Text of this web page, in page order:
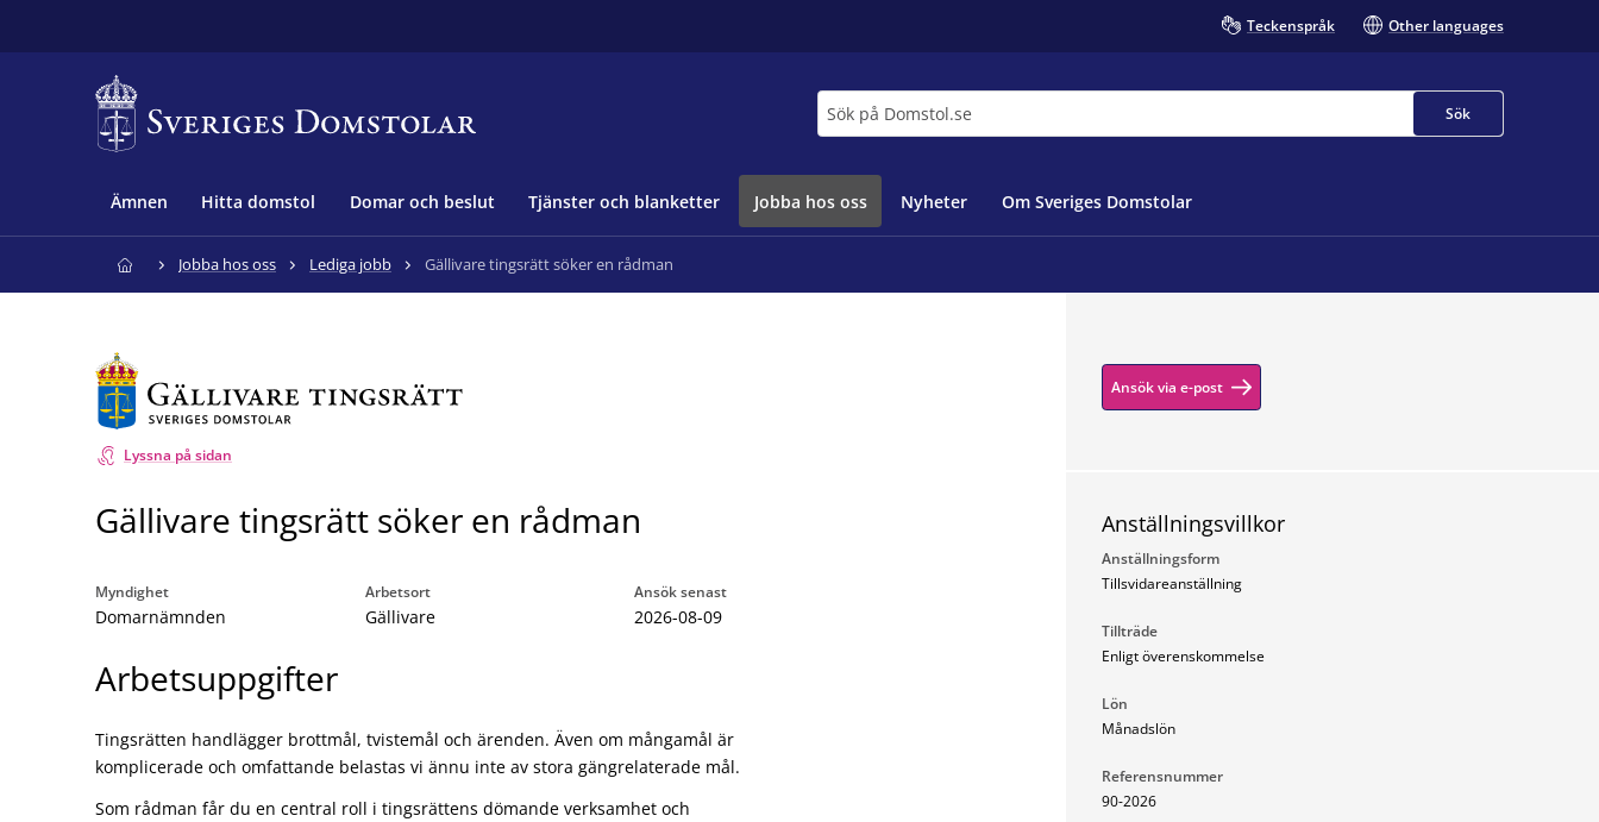
Teckenspråk Other languages
Sök
Ämnen Hitta domstol Domar och beslut Tjänster och blanketter Jobba hos oss Nyheter Om Sveriges Domstolar
Jobba hos oss Lediga jobb Gällivare tingsrätt söker en rådman
Lyssna på sidan
Gällivare tingsrätt söker en rådman
Myndighet
Domarnämnden
Arbetsort
Gällivare
Ansök senast
2026-08-09
Arbetsuppgifter
Tingsrätten handlägger brottmål, tvistemål och ärenden. Även om mångamål är
komplicerade och omfattande belastas vi ännu inte av stora gängrelaterade mål.
Som rådman får du en central roll i tingsrättens dömande verksamhet och
Ansök via e-post
Anställningsvillkor
Anställningsform
Tillsvidareanställning
Tillträde
Enligt överenskommelse
Lön
Månadslön
Referensnummer
90-2026